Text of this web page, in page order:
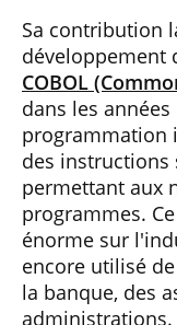
Sa contribution
développement
COBOL
dans les années
programmation
des instructions
permettant aux
programmes.
énorme sur
encore utilisé
la banque, des
administrations.